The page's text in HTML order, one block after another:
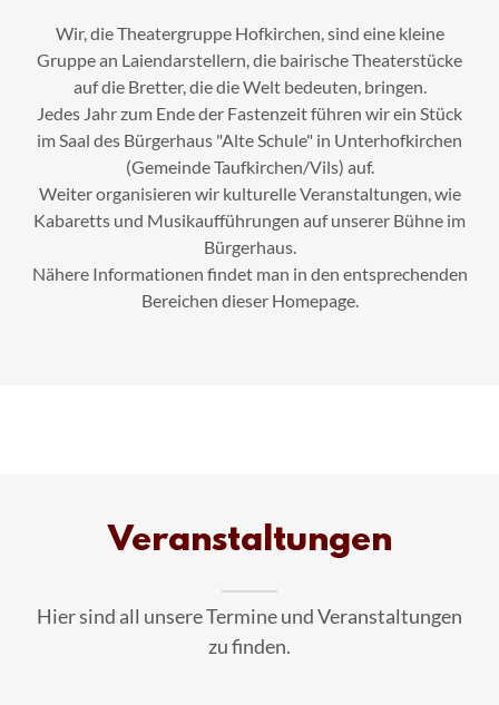
Wir, die Theatergruppe Hofkirchen, sind eine kleine
Gruppe an Laiendarstellern, die bairische Theaterstücke
auf die Bretter, die die Welt bedeuten, bringen.
Jedes Jahr zum Ende der Fastenzeit führen wir ein Stück
im Saal des Bürgerhaus "Alte Schule" in Unterhofkirchen
(Gemeinde Taufkirchen/Vils) auf.
Weiter organisieren wir kulturelle Veranstaltungen, wie
Kabaretts und Musikaufführungen auf unserer Bühne im
Bürgerhaus.
Nähere Informationen findet man in den entsprechenden
Bereichen dieser Homepage.
Veranstaltungen
Hier sind all unsere Termine und Veranstaltungen
zu finden.